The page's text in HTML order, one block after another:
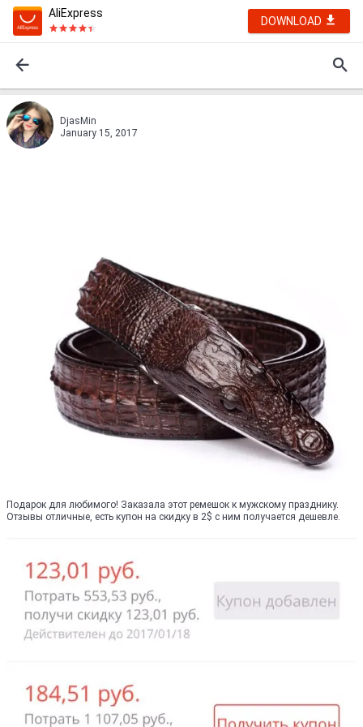
AliExpress
DOWNLOAD
DjasMin
January 15, 2017
Подарок для любимого! Заказала этот ремешок к мужскому празднику.
Отзывы отличные, есть купон на скидку в 2$ с ним получается дешевле.